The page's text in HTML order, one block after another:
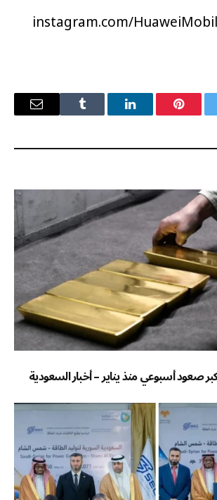
بينتيريستلينكدإن Tumblr
البريد
صعود أسبوعي منذ يناير – أخبار السعودية